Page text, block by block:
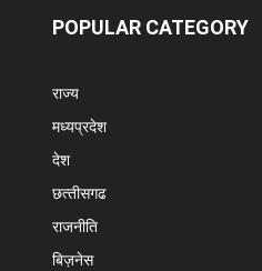
POPULAR CATEGORY
राज्‍य
मध्यप्रदेश
देश
छत्‍तीसगढ
राजनीति
बिज़नेस